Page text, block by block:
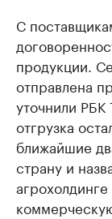
С
продукции.
отправлена
уточнили РБК
отгрузка
ближайшие
страну и